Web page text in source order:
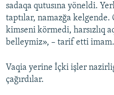
sadaqa qutusına yöneldi.
taptılar, namazğa kelgende.
kimseni körmedi, harsızlıq
belleymiz», – tarif etti imam.
Vaqia yerine İçki işler
çağırdılar.